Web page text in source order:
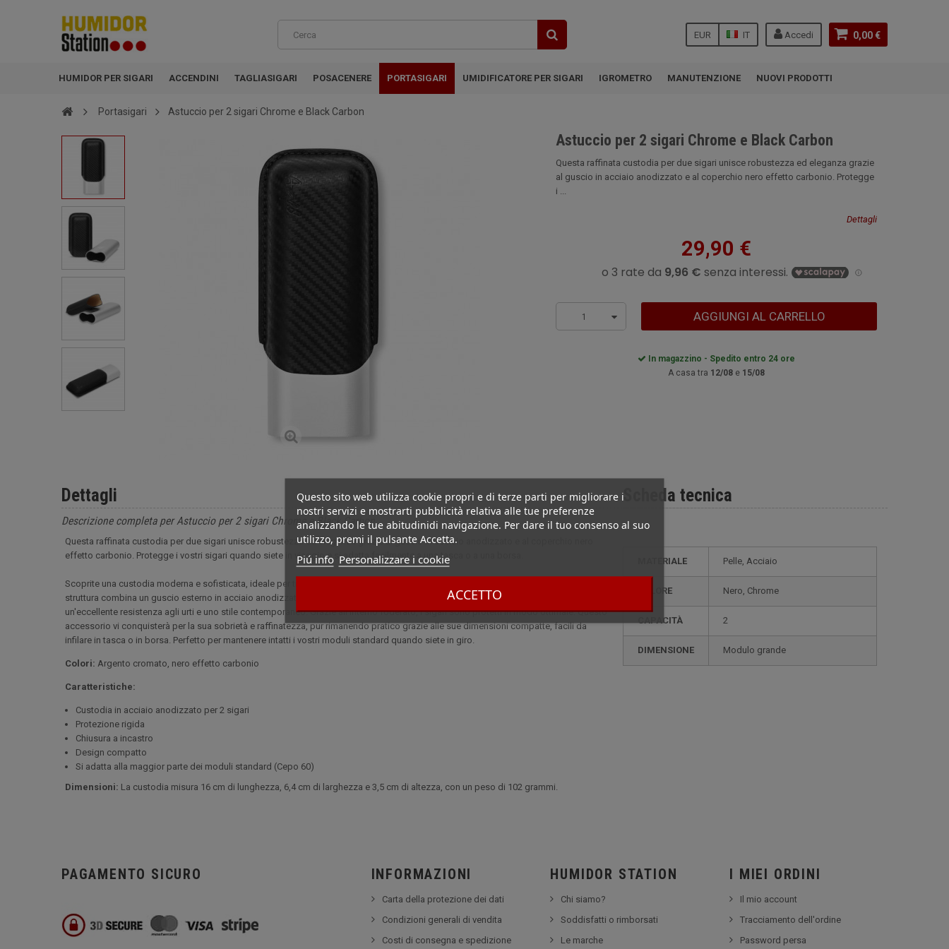
0,00 €
Accedi
IT
EUR
HUMIDOR PER SIGARI ACCENDINI TAGLIASIGARI POSACENERE PORTASIGARI UMIDIFICATORE PER SIGARI IGROMETRO MANUTENZIONE NUOVI PRODOTTI
Questo sito web utilizza cookie propri e di terze parti per migliorare i
nostri servizi e mostrarti pubblicità relativa alle tue preferenze
analizzando le tue abitudinidi navigazione. Per dare il tuo consenso al suo
utilizzo, premi il pulsante Accetta.
Piú info Personalizzare i cookie
ACCETTO
Portasigari Astuccio per 2 sigari Chrome e Black Carbon
Astuccio per 2 sigari Chrome e Black Carbon
Questa raffinata custodia per due sigari unisce robustezza ed eleganza grazie
al guscio in acciaio anodizzato e al coperchio nero effetto carbonio. Protegge
i ...
Dettagli
29,90 €
1 AGGIUNGI AL CARRELLO
In magazzino - Spedito entro 24 ore
A casa tra 12/08 e 15/08
Scheda tecnica
MATERIALE Pelle, Acciaio
COLORE Nero, Chrome
CAPACITÀ 2
DIMENSIONE modulo grande
Dettagli
Descrizione completa per Astuccio per 2 sigari Chrome e Black Carbon
Questa raffinata custodia per due sigari unisce robustezza ed eleganza grazie al guscio in acciaio anodizzato e al coperchio nero
effetto carbonio. Protegge i vostri sigari quando siete in viaggio e si adatta facilmente a una tasca o a una borsa.
Scoprite una custodia moderna e sofisticata, ideale per trasportare e proteggere fino a due sigari quando siete in viaggio. La sua
struttura combina un guscio esterno in acciaio anodizzato con finitura cromata e un rivestimento in finto carbonio nero, garantendo
un'eccellente resistenza agli urti e uno stile contemporaneo. Grazie all'interno foderato, i sigari sono protetti in modo ottimale. Questo
accessorio vi conquisterà per la sua sobrietà e raffinatezza, pur rimanendo pratico grazie alle sue dimensioni compatte, facili da
infilare in tasca o in borsa. Perfetto per mantenere intatti i vostri moduli standard quando siete in giro.
Colori: Argento cromato, nero effetto carbonio
Caratteristiche:
Custodia in acciaio anodizzato per 2 sigari
Protezione rigida
Chiusura a incastro
Design compatto
Si adatta alla maggior parte dei moduli standard (Cepo 60)
Dimensioni: La custodia misura 16 cm di lunghezza, 6,4 cm di larghezza e 3,5 cm di altezza, con un peso di 102 grammi.
PAGAMENTO SICURO INFORMAZIONI
Carta della protezione dei dati
Condizioni generali di vendita
Costi di consegna e spedizione
HUMIDOR STATION
Chi siamo?
Soddisfatti o rimborsati
Le marche
I MIEI ORDINI
Il mio account
Tracciamento dell'ordine
Password persa